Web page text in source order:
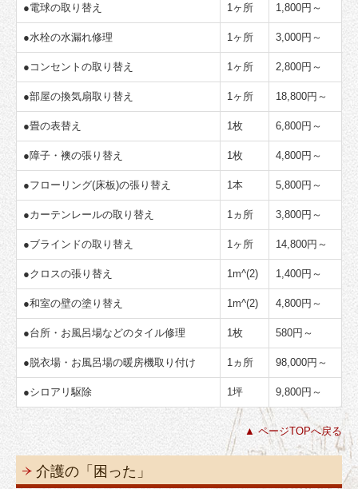
●電球の取り替え 1ヶ所 1,800円～
●水栓の水漏れ修理 1ヶ所 3,000円～
● コンセントの取り替え 1ヶ所 2,800円～
●部屋の換気扇取り替え 1ヶ所 18,800円～
●畳の表替え 1枚 6,800円～
●障子・襖の張り替え 1枚 4,800円～
●フローリング(床板)の張り替え 1本 5,800円～
●カーテンレールの取り替え 1ヵ所 3,800円～
●ブラインドの取り替え 1ヶ所 14,800円～
●クロスの張り替え 1m^(2) 1,400円～
●和室の壁の塗り替え 1m^(2) 4,800円～
●台所・お風呂場などのタイル修理 1枚 580円～
● 脱衣場・お風呂場の暖房機取り付け 1ヵ所 98,000円～
●シロアリ駆除 1坪 9,800円～
▲ ページTOPへ戻る
介護の「困った」